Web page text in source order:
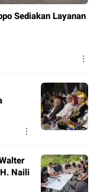
Sediakan Layanan
Naili